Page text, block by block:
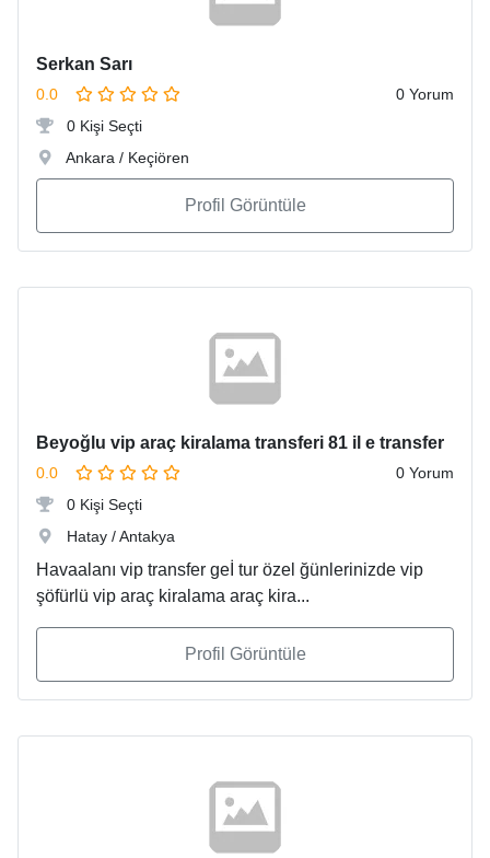
Serkan Sarı
0.0
0 Yorum
0 Kişi Seçti
Ankara / Keçiören
Profil Görüntüle
Beyoğlu vip araç kiralama transferi 81 il e transfer
0.0
0 Yorum
0 Kişi Seçti
Hatay / Antakya
Havaalanı vip transfer geİ tur özel ğünlerinizde vip
şöfürlü vip araç kiralama araç kira...
Profil Görüntüle